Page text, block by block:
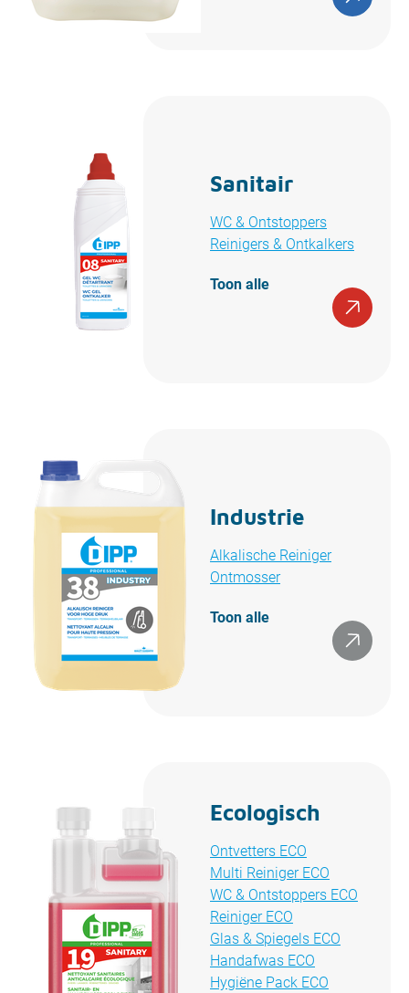
Sanitair
WC & Ontstoppers
Reinigers & Ontkalkers
Toon alle
Industrie
Alkalische Reiniger
Ontmosser
Toon alle
Ecologisch
Ontvetters ECO
Multi Reiniger ECO
WC & Ontstoppers ECO
Reiniger ECO
Glas & Spiegels ECO
Handafwas ECO
Hygiëne Pack ECO